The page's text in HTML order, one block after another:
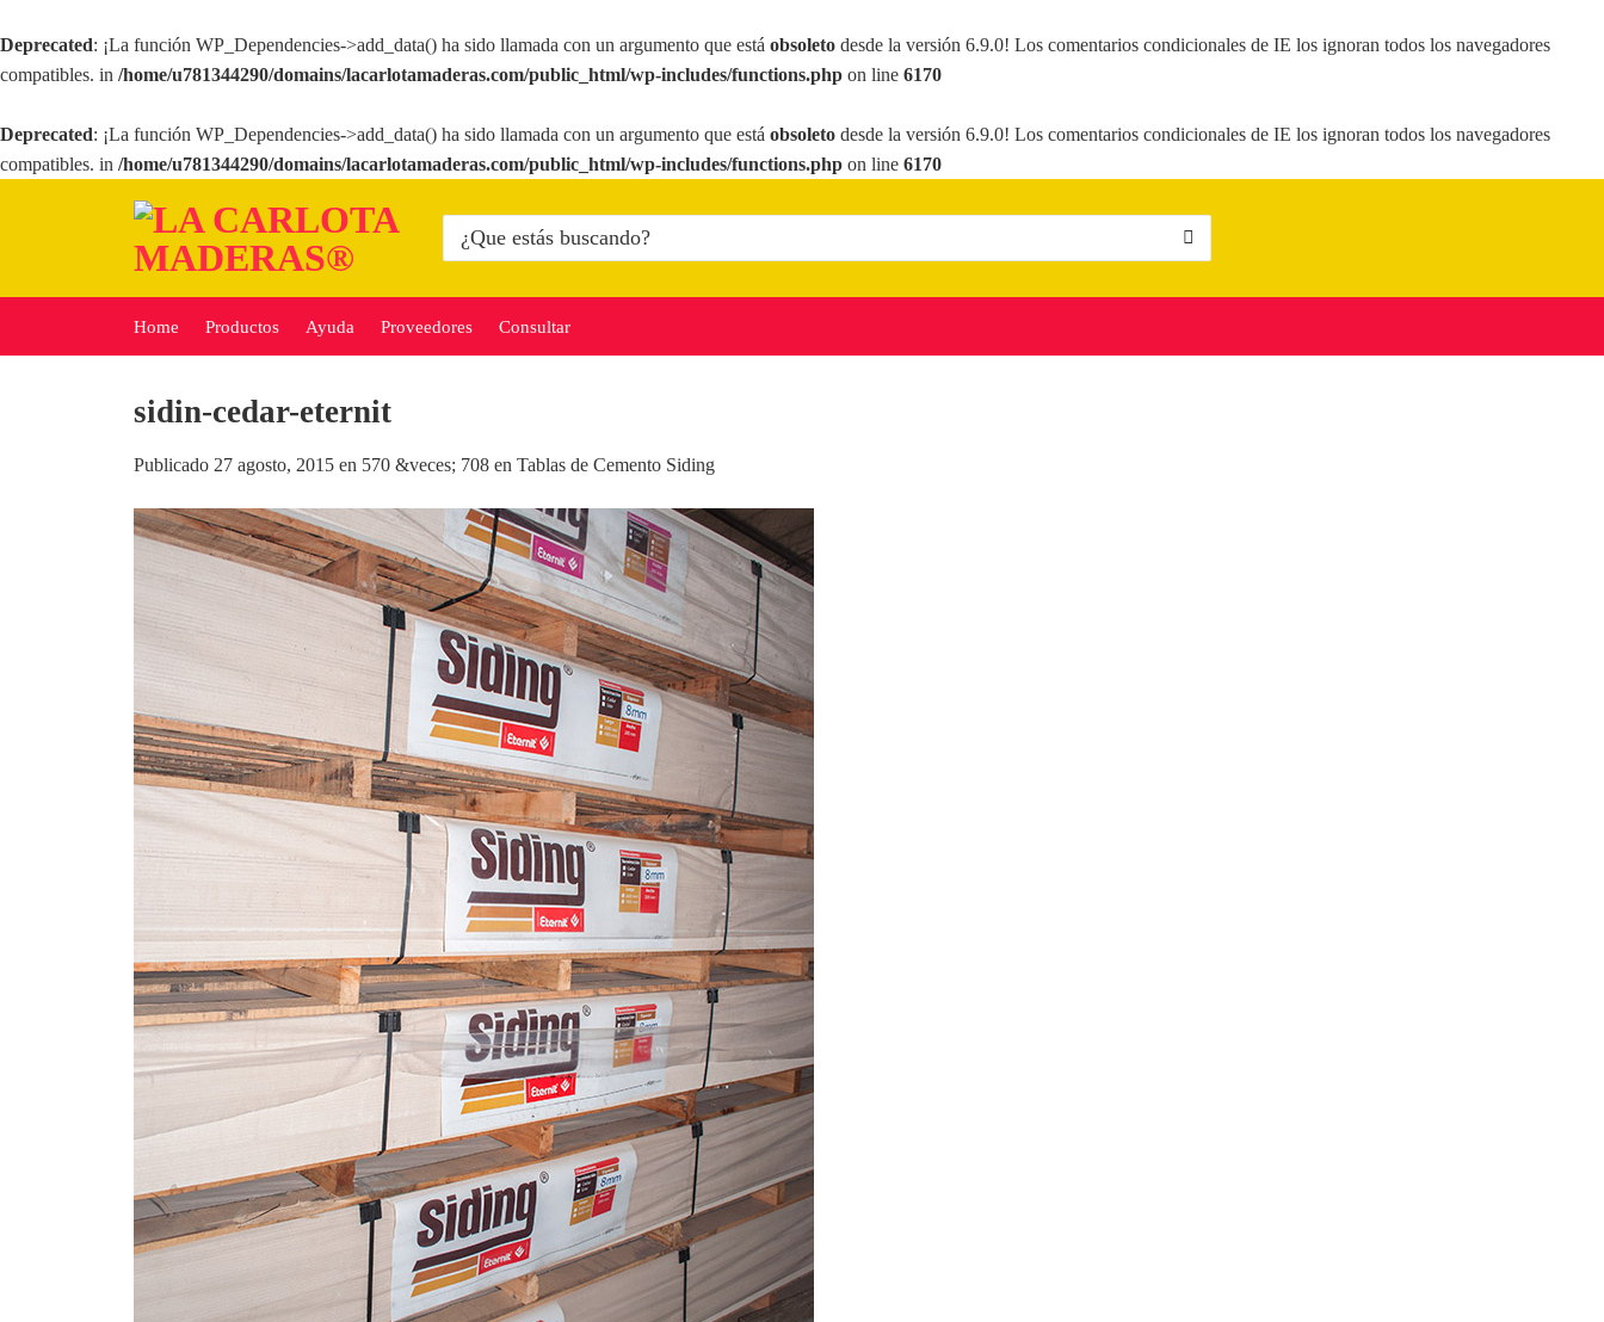
Deprecated: ¡La función WP_Dependencies->add_data() ha sido llamada con un argumento que está obsoleto desde la versión 6.9.0! Los comentarios condicionales de IE los ignoran todos los navegadores
compatibles. in /home/u781344290/domains/lacarlotamaderas.com/public_html/wp-includes/functions.php on line 6170
Deprecated: ¡La función WP_Dependencies->add_data() ha sido llamada con un argumento que está obsoleto desde la versión 6.9.0! Los comentarios condicionales de IE los ignoran todos los navegadores
compatibles. in /home/u781344290/domains/lacarlotamaderas.com/public_html/wp-includes/functions.php on line 6170
por:
Home Productos Ayuda Proveedores Consultar
sidin-cedar-eternit
Publicado 27 agosto, 2015 en 570 &veces; 708 en Tablas de Cemento Siding